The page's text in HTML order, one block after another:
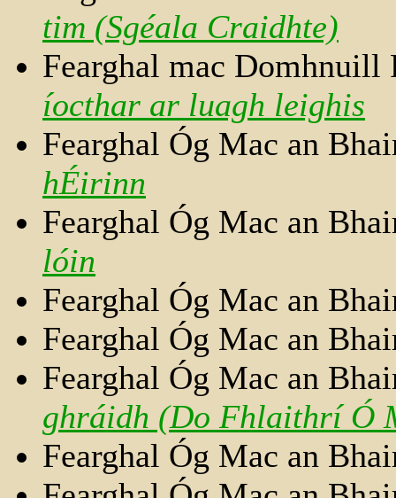
tim (Sgéala Craidhte)
Fearghal mac
íocthar ar luagh leighis
Fearghal Óg Mac an
hÉirinn
Fearghal Óg Mac an
lóin
Fearghal Óg Mac an
Fearghal Óg Mac an
Fearghal Óg Mac an
ghráidh (Do Fhlaithrí Ó
Fearghal Óg Mac an